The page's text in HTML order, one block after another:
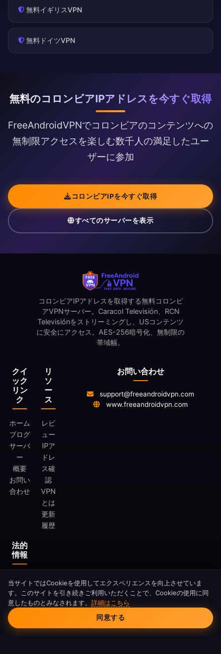
無料イギリスVPN
無料ドイツVPN
無料のコロンビアIPアドレスを今すぐ取得
FreeAndroidVPNでコロンビアのコンテンツへの
無制限アクセスを楽しむ数千人の満足したユー
ザーに参加
コロンビアIPを今すぐ取得
すべてのサーバーを表示
クイ
ック
リン
ク
ホーム
ブログ
サーバ
ー
概要
お問い
合わせ
リ
ソ
ー
ス
レビ
ュー
IPア
ドレ
ス確
認
VPN
とは
更新
履歴
法的
情報
プライ
バシー
ポリシ
利用規
約
コロンビアIPアドレスを取得する無料コロンビ
アVPNサーバー。Caracol Televisión、RCN
Televisiónをストリーミングし、USコンテンツ
に安全にアクセス。AES-256暗号化、無制限の
帯域幅。
お問い合わせ
support@freeandroidvpn.com
www.freeandroidvpn.com
Cookieの同意
当サイトではCookieを使用してエクスペリエンスを向上させていま
す。このサイトを引き続きご利用いただくことで、Cookieの使用に同
意したものとみなされます。 詳細はこちら
同意する